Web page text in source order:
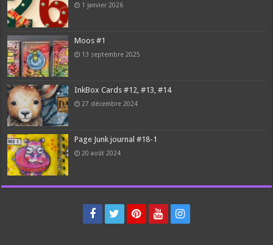
1 janvier 2026
Moos #1
13 septembre 2025
InkBox Cards #12, #13, #14
27 décembre 2024
Page Junk journal #18-1
20 août 2024